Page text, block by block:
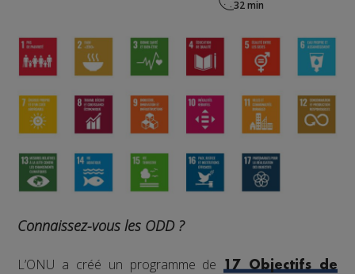
Connaissez-vous les ODD ?
L’ONU a créé un programme de17 Objectifs de